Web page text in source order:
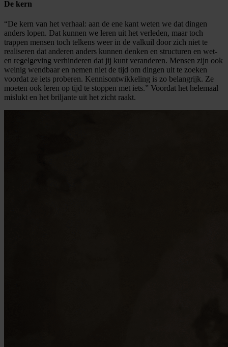
De kern
“De kern van het verhaal: aan de ene kant weten we dat dingen
anders lopen. Dat kunnen we leren uit het verleden, maar toch
trappen mensen toch telkens weer in de valkuil door zich niet te
realiseren dat anderen anders kunnen denken en structuren en wet-
en regelgeving verhinderen dat jij kunt veranderen. Mensen zijn ook
weinig wendbaar en nemen niet de tijd om dingen uit te zoeken
voordat ze iets proberen. Kennisontwikkeling is zo belangrijk. Ze
moeten ook leren op tijd te stoppen met iets.” Voordat het helemaal
mislukt en het briljante uit het zicht raakt.